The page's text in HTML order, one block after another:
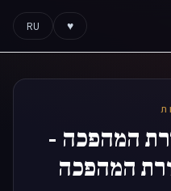
♥
RU
המהפכה -
המהפכה